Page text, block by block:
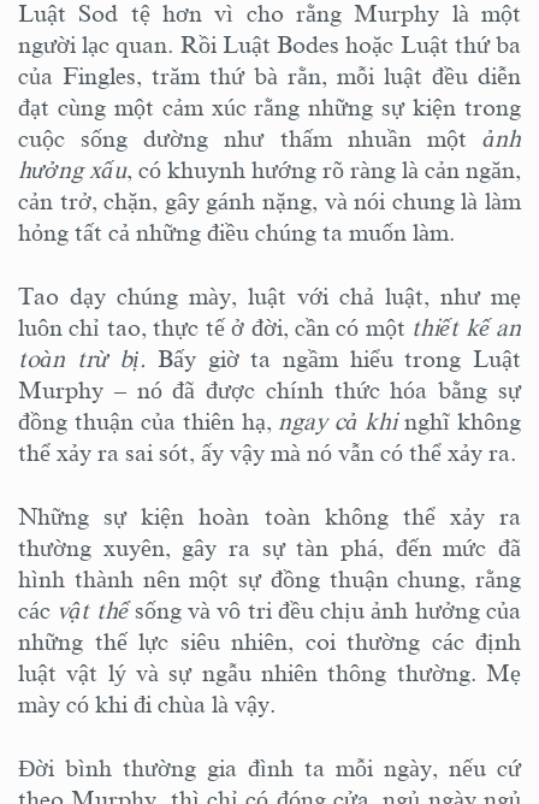
Luật Sod tệ hơn vì cho rằng Murphy là một
người lạc quan. Rồi Luật Bodes hoặc Luật thứ ba
của Fingles, trăm thứ bà rằn, mỗi luật đều diễn
đạt cùng một cảm xúc rằng những sự kiện trong
cuộc sống dường như thấm nhuần một ảnh
hưởng xấu, có khuynh hướng rõ ràng là cản ngăn,
cản trở, chặn, gây gánh nặng, và nói chung là làm
hỏng tất cả những điều chúng ta muốn làm.
Tao dạy chúng mày, luật với chả luật, như mẹ
luôn chỉ tao, thực tế ở đời, cần có một thiết kế an
toàn trừ bị. Bấy giờ ta ngầm hiểu trong Luật
Murphy – nó đã được chính thức hóa bằng sự
đồng thuận của thiên hạ, ngay cả khinghĩ không
thể xảy ra sai sót, ấy vậy mà nó vẫn có thể xảy ra.
Những sự kiện hoàn toàn không thể xảy ra
thường xuyên, gây ra sự tàn phá, đến mức đã
hình thành nên một sự đồng thuận chung, rằng
các vật thểsống và vô tri đều chịu ảnh hưởng của
những thế lực siêu nhiên, coi thường các định
luật vật lý và sự ngẫu nhiên thông thường. Mẹ
mày có khi đi chùa là vậy.
Đời bình thường gia đình ta mỗi ngày, nếu cứ